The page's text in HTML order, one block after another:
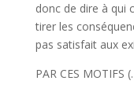
donc de dire à qui
tirer les
pas satisfait aux
PAR CES MOTIFS